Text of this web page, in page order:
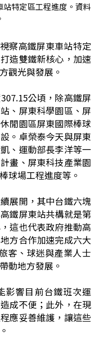
特定區工程進度。資料
察高鐵屏東車站特定
造雙鐵新核心，加速
觀光與發展。
公頃，除高鐵屏
、屏東科學園區、屏
閒園區屏東國際棒球
。卓榮泰今天與屏東
、運動部長李洋等一
畫、屏東科技產業園
球場工程進度等。
展開，其中台鐵六塊
鐵屏東站共構就是第
這也代表政府推動高
方合作加速完成六大
客、球迷與產業人士
動地方發展。
影響目前台鐵班次運
成不便；此外，在現
應妥善維護，讓這些